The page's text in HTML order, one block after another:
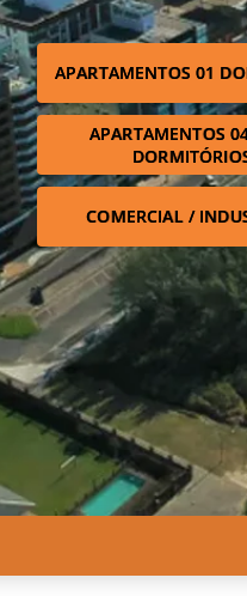
APARTAMENTOS 01
APARTAMENTOS
COMERCIAL /